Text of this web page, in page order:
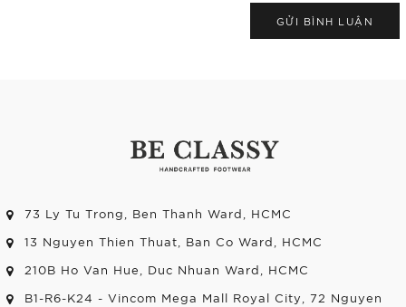
GỬI BÌNH LUẬN
73 Ly Tu Trong, Ben Thanh Ward, HCMC
13 Nguyen Thien Thuat, Ban Co Ward, HCMC
210B Ho Van Hue, Duc Nhuan Ward, HCMC
B1-R6-K24 - Vincom Mega Mall Royal City, 72 Nguyen